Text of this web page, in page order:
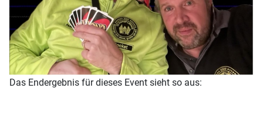
Das Endergebnis für dieses Event sieht so aus: